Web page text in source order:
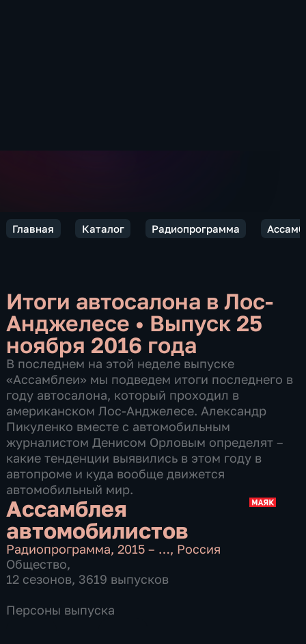
Главная Каталог Радиопрограмма
Итоги автосалона в Лос-
Анджелесе • Выпуск 25
ноября 2016 года
В последнем на этой неделе выпуске
«Ассамблеи» мы подведем итоги последнего в
году автосалона, который проходил в
американском Лос-Анджелесе. Александр
Пикуленко вместе с автомобильным
журналистом Денисом Орловым определят –
какие тенденции выявились в этом году в
автопроме и куда вообще движется
автомобильный мир.
Ассамблея
автомобилистов
Радиопрограмма,2015 – …, Россия
Общество,
12 сезонов, 3619 выпусков
Персоны выпуска